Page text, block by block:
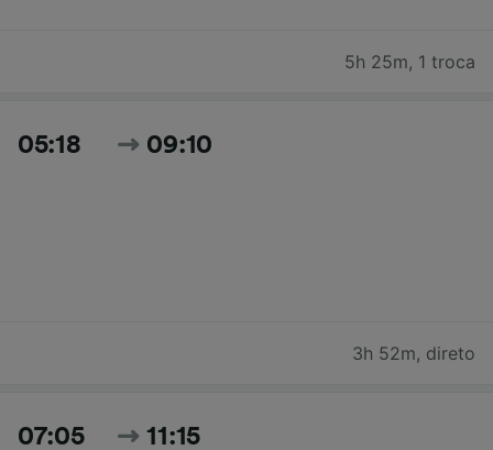
5h 25m, 1 troca
05:18 09:10
3h 52m, direto
07:05 11:15